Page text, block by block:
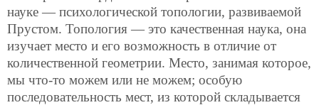
науке — психологической топологии, развиваемой
Прустом. Топология — это качественная наука, она
изучает место и его возможность в отличие от
количественной геометрии. Место, занимая которое,
мы что-то можем или не можем; особую
последовательность мест, из которой складывается